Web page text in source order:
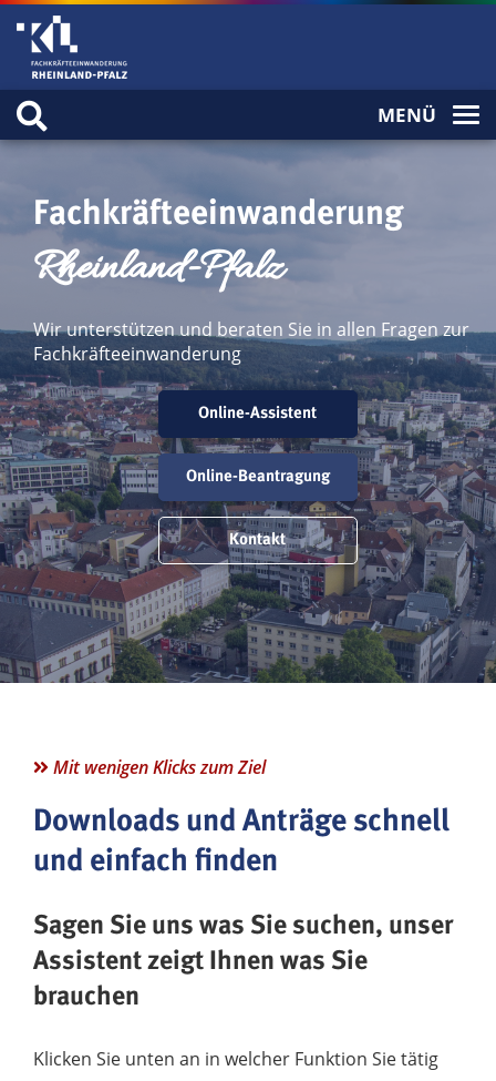
MENÜ
Fachkräfteeinwanderung
Rheinland-Pfalz
Wir unterstützen und beraten Sie in allen Fragen zur
Fachkräfteeinwanderung
Online-Assistent
Online-Beantragung
Kontakt
Mit wenigen Klicks zum Ziel
Downloads und Anträge schnell
und einfach finden
Sagen Sie uns was Sie suchen, unser
Assistent zeigt Ihnen was Sie
brauchen
Klicken Sie unten an in welcher Funktion Sie tätig